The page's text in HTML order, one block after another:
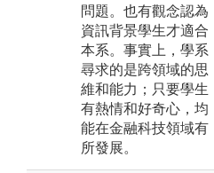
問題。也有觀念認為
資訊背景學生才適合
本系。事實上，學系
尋求的是跨領域的思
維和能力；只要學生
有熱情和好奇心，均
能在金融科技領域有
所發展。